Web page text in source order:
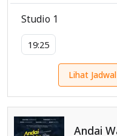
Studio 1
19:25
Lihat
Andai